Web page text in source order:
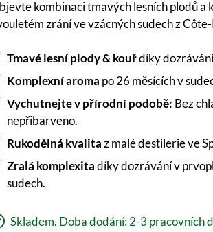
kombinaci tmavých lesních plodů a
zrání ve vzácných sudech z
Tmavé lesní plody & kouřdíky
Komplexní aroma po 26 měsících v
Vychutnejte v přírodní podobě: Bez
nepřibarveno.
Rukodělná kvalitaz malé destilerie ve
Zralá komplexitadíky dozrávání v
sudech.
Skladem. Doba dodání: 2-3 pracovních